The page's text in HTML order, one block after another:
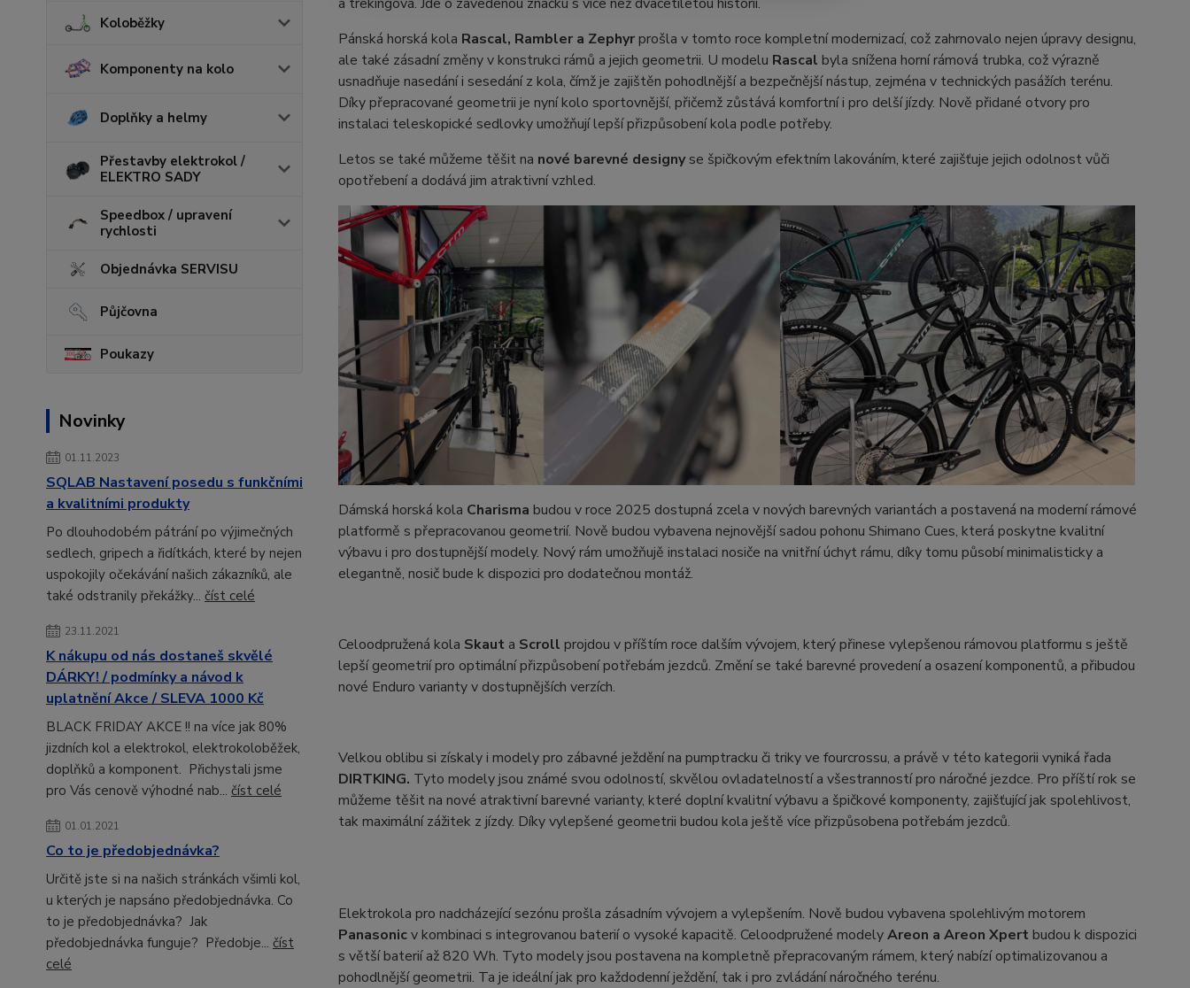
Koloběžky
Komponenty na kolo
Doplňky a helmy
Přestavby elektrokol /
ELEKTRO SADY
Speedbox / upravení
rychlosti
Objednávka SERVISU
Půjčovna
Poukazy
Novinky
01.11.2023
SQLAB Nastavení posedu s funkčními
a kvalitními produkty
Po dlouhodobém pátrání po výjimečných
sedlech, gripech a řidítkách, které by nejen
uspokojily očekávání našich zákazníků, ale
také odstranily překážky... číst celé
23.11.2021
K nákupu od nás dostaneš skvělé
DÁRKY! / podmínky a návod k
uplatnění Akce / SLEVA 1000 Kč
BLACK FRIDAY AKCE !! na více jak 80%
jizdních kol a elektrokol, elektrokoloběžek,
doplňků a komponent. Přichystali jsme
pro Vás cenově výhodné nab... číst celé
01.01.2021
Co to je předobjednávka?
Určitě jste si na našich stránkách všimli kol,
u kterých je napsáno předobjednávka. Co
to je předobjednávka? Jak
předobjednávka funguje? Předobje... číst
celé
Pánská horská kola Rascal, Rambler a Zephyrprošla v tomto roce kompletní modernizací, což zahrnovalo nejen úpravy designu,
ale také zásadní změny v konstrukci rámů a jejich geometrii. U modelu Rascal byla snížena horní rámová trubka, což výrazně
usnadňuje nasedání i sesedání z kola, čímž je zajištěn pohodlnější a bezpečnější nástup, zejména v technických pasážích terénu.
Díky přepracované geometrii je nyní kolo sportovnější, přičemž zůstává komfortní i pro delší jízdy. Nově přidané otvory pro
instalaci teleskopické sedlovky umožňují lepší přizpůsobení kola podle potřeby.
Letos se také můžeme těšit na nové barevné designyse špičkovým efektním lakováním, které zajišťuje jejich odolnost vůči
opotřebení a dodává jim atraktivní vzhled.
Dámská horská kola Charisma budou v roce 2025 dostupná zcela v nových barevných variantách a postavená na moderní rámové
platformě s přepracovanou geometrií. Nově budou vybavena nejnovější sadou pohonu Shimano Cues, která poskytne kvalitní
výbavu i pro dostupnější modely. Nový rám umožňujě instalaci nosiče na vnitřní úchyt rámu, díky tomu působí minimalisticky a
elegantně, nosič bude k dispozici pro dodatečnou montáž.
Celoodpružená kola Skaut a Scroll projdou v příštím roce dalším vývojem, který přinese vylepšenou rámovou platformu s ještě
lepší geometrií pro optimální přizpůsobení potřebám jezdců. Změní se také barevné provedení a osazení komponentů, a přibudou
nové Enduro varianty v dostupnějších verzích.
Velkou oblibu si získaly i modely pro zábavné ježdění na pumptracku či triky ve fourcrossu, a právě v této kategorii vyniká řada
DIRTKING. Tyto modely jsou známé svou odolností, skvělou ovladatelností a všestranností pro náročné jezdce. Pro příští rok se
můžeme těšit na nové atraktivní barevné varianty, které doplní kvalitní výbavu a špičkové komponenty, zajišťující jak spolehlivost,
tak maximální zážitek z jízdy. Díky vylepšené geometrii budou kola ještě více přizpůsobena potřebám jezdců.
Elektrokola pro nadcházející sezónu prošla zásadním vývojem a vylepšením. Nově budou vybavena spolehlivým motorem
Panasonicv kombinaci s integrovanou baterií o vysoké kapacitě. Celoodpružené modelyAreon a Areon Xpert budou k dispozici
s větší baterií až 820 Wh. Tyto modely jsou postavena na kompletně přepracovaným rámem, který nabízí optimalizovanou a
pohodlnější geometrii. Ta je ideální jak pro každodenní ježdění, tak i pro zvládání náročného terénu.